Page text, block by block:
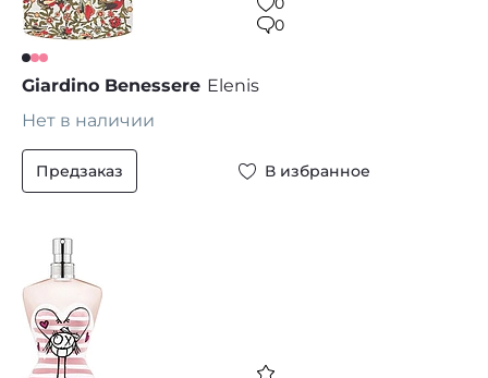
0
Giardino Benessere Elenis
Нет в наличии
Предзаказ В избранное